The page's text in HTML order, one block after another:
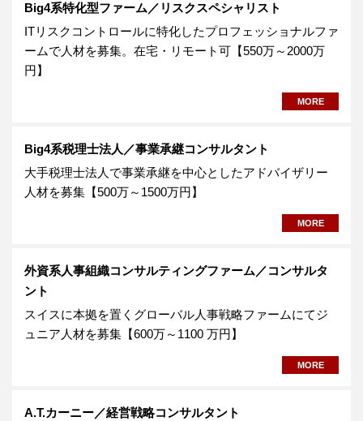
Big4系特化型ファーム／リスクスペシャリスト
ITリスクコントロールに特化したプロフェッショナルファ
ームで人材を募集。在宅・リモート可【550万～2000万
円】
MORE
Big4系税理士法人／事業承継コンサルタント
大手税理士法人で事業承継を中心としたアドバイザリー
人材を募集【500万～1500万円】
MORE
外資系人事組織コンサルティングファーム／コンサルタ
ント
スイスに本拠を置くグローバル人事戦略ファームにてジ
ュニア人材を募集【600万～1100 万円】
MORE
A.T.カーニー／経営戦略コンサルタント